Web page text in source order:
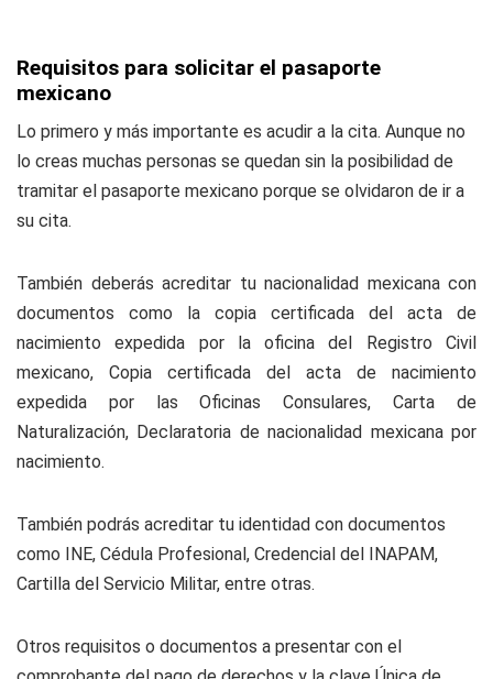
Requisitos para solicitar el pasaporte
mexicano
Lo primero y más importante es acudir a la cita. Aunque no
lo creas muchas personas se quedan sin la posibilidad de
tramitar el pasaporte mexicano porque se olvidaron de ir a
su cita.
También deberás acreditar tu nacionalidad mexicana con
documentos como la copia certificada del acta de
nacimiento expedida por la oficina del Registro Civil
mexicano, Copia certificada del acta de nacimiento
expedida por las Oficinas Consulares, Carta de
Naturalización, Declaratoria de nacionalidad mexicana por
nacimiento.
También podrás acreditar tu identidad con documentos
como INE, Cédula Profesional, Credencial del INAPAM,
Cartilla del Servicio Militar, entre otras.
Otros requisitos o documentos a presentar con el